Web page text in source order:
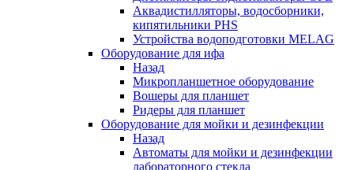
Аквадистилляторы, водосборники,
кипятильники PHS
Устройства водоподготовки MELAG
Оборудование для ифа
Назад
Микропланшетное оборудование
Вошеры для планшет
Ридеры для планшет
Оборудование для мойки и дезинфекции
Назад
Автоматы для мойки и дезинфекции
лабораторного стекла